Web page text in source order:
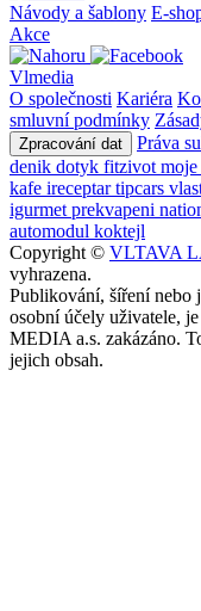
Návody a šablony E-
Akce
Vlmedia
O společnosti Kariéra
smluvní podmínky
Zpracování dat
Práva
denik dotyk fitzivot
kafe ireceptartipcars
igurmet prekvapeni
automodul koktejl
Copyright © VLTAVA
vyhrazena.
Publikování, šíření nebo
osobní účely uživatele,
MEDIA a.s. zakázáno.
jejich obsah.